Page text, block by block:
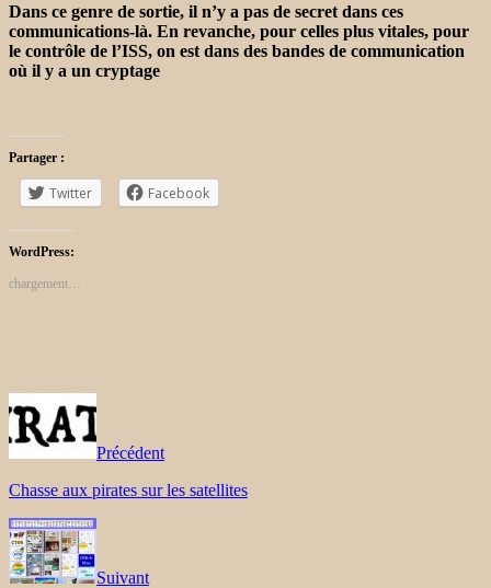
Dans ce genre de sortie, il n’y a pas de secret dans ces
communications-là. En revanche, pour celles plus vitales, pour
le contrôle de l’ISS, on est dans des bandes de communication
où il y a un cryptage
Partager :
Twitter Facebook
WordPress:
chargement…
Précédent
Chasse aux pirates sur les satellites
Suivant